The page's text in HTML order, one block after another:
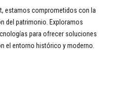
estamos comprometidos con la
del patrimonio. Exploramos
para ofrecer soluciones
el entorno histórico y moderno.